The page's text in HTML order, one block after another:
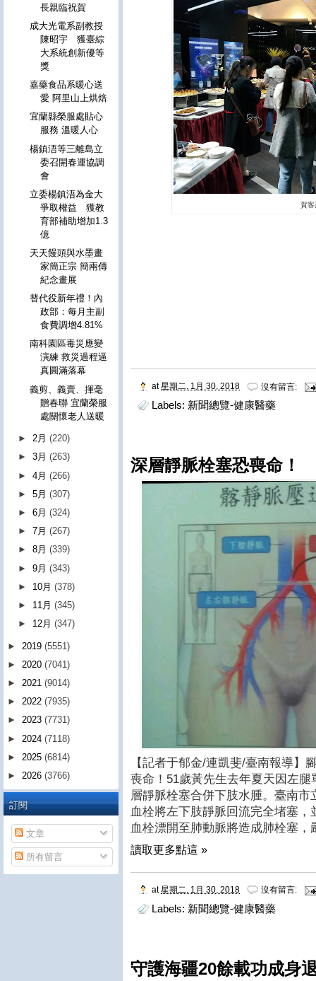
賀客
at星期二, 1月 30, 2018 沒有留言:
Labels: 新聞總覽-健康醫藥
深層靜脈栓塞恐喪命！
【記者于郁金/連凱斐/臺南報導】
喪命！51歲黃先生去年夏天因左
層靜脈栓塞合併下肢水腫。臺南
血栓將左下肢靜脈回流完全堵塞
血栓漂開至肺動脈將造成肺栓塞，
讀取更多點這 »
at星期二, 1月 30, 2018 沒有留言:
Labels: 新聞總覽-健康醫藥
守護海疆20餘載功成身
長親臨祝賀
成大光電系副教授
陳昭宇 獲臺綜
大系統創新優等
獎
嘉藥食品系暖心送
愛 阿里山上烘焙
宜蘭縣榮服處貼心
服務 溫暖人心
楊鎮浯等三離島立
委召開春運協調
會
立委楊鎮浯為金大
爭取權益 獲教
育部補助增加1.3
億
天天饅頭與水墨畫
家簡正宗 簡兩傳
紀念畫展
替代役新年禮！內
政部：每月主副
食費調增4.81%
南科園區毒災應變
演練 救災過程逼
真圓滿落幕
義剪、義賣、揮毫
贈春聯 宜蘭榮服
處關懷老人送暖
►2月(220)
►3月(263)
►4月(266)
►5月(307)
►6月(324)
►7月(267)
►8月(339)
►9月(343)
► 10月(378)
► 11月(345)
► 12月(347)
► 2019 (5551)
► 2020 (7041)
► 2021 (9014)
► 2022 (7935)
► 2023 (7731)
► 2024 (7118)
► 2025 (6814)
► 2026 (3766)
訂閱
文章
所有留言